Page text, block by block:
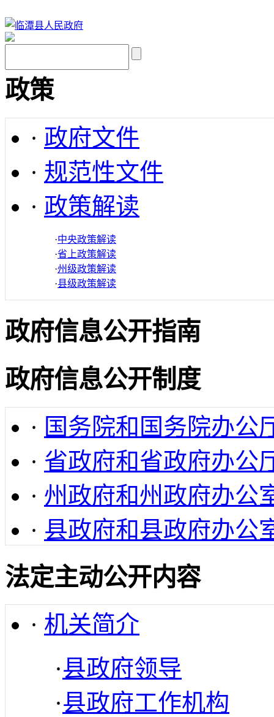
政策
· 政府文件
· 规范性文件
· 政策解读
·中央政策解读
·省上政策解读
·州级政策解读
·县级政策解读
政府信息公开指南
政府信息公开制度
· 国务院和国务院办公
· 省政府和省政府办公
· 州政府和州政府办公
· 县政府和县政府办公
法定主动公开内容
· 机关简介
·县政府领导
·县政府工作机构